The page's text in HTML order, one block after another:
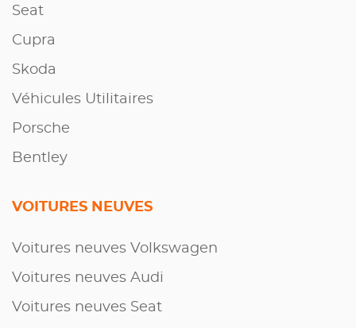
Seat
Cupra
Skoda
Véhicules Utilitaires
Porsche
Bentley
VOITURES NEUVES
Voitures neuves Volkswagen
Voitures neuves Audi
Voitures neuves Seat